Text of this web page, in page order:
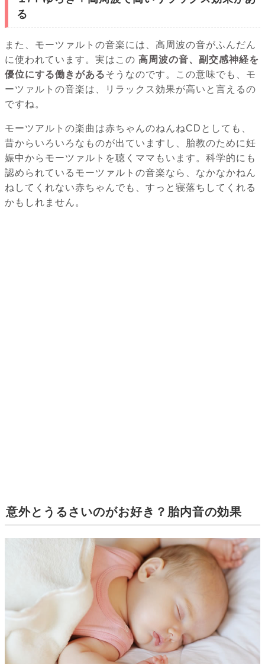
る
また、モーツァルトの音楽には、高周波の音がふんだん
に使われています。実はこの 高周波の音、副交感神経を
優位にする働きがあるそうなのです。この意味でも、モ
ーツァルトの音楽は、リラックス効果が高いと言えるの
ですね。
モーツアルトの楽曲は赤ちゃんのねんねCDとしても、
昔からいろいろなものが出ていますし、胎教のために妊
娠中からモーツァルトを聴くママもいます。科学的にも
認められているモーツァルトの音楽なら、なかなかねん
ねしてくれない赤ちゃんでも、すっと寝落ちしてくれる
かもしれません。
意外とうるさいのがお好き？胎内音の効果